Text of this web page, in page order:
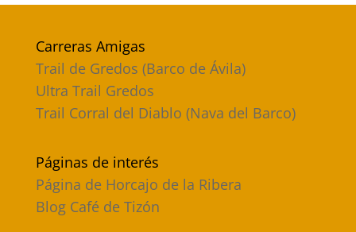
Carreras Amigas
Trail de Gredos (Barco de Ávila)
Ultra Trail Gredos
Trail Corral del Diablo (Nava del Barco)
Páginas de interés
Página de Horcajo de la Ribera
Blog Café de Tizón